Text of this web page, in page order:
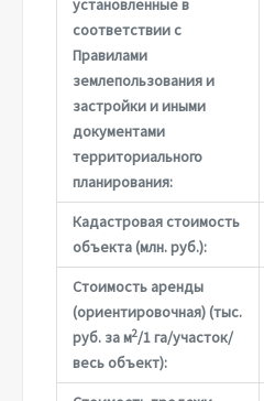
установленные в
соответствии с
Правилами
землепользования и
застройки и иными
документами
территориального
планирования:
Кадастровая стоимость
объекта (млн. руб.):
Стоимость аренды
(ориентировочная) (тыс.
руб. за м2/1 га/участок/
весь объект):